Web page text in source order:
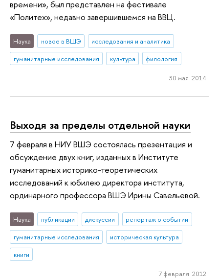
времени», был представлен на фестивале
«Политех», недавно завершившемся на ВВЦ.
Наука новое в ВШЭ
исследования и аналитика
гуманитарные исследования
культура филология
30 мая 2014
Выходя за пределы отдельной науки
7 февраля в НИУ ВШЭ состоялась презентация и
обсуждение двух книг, изданных в Институте
гуманитарных историко-теоретических
исследований к юбилею директора института,
ординарного профессора ВШЭ Ирины Савельевой.
Наука публикации дискуссии
репортаж о событии
гуманитарные исследования
историческая культура
книги
7 февраля 2012